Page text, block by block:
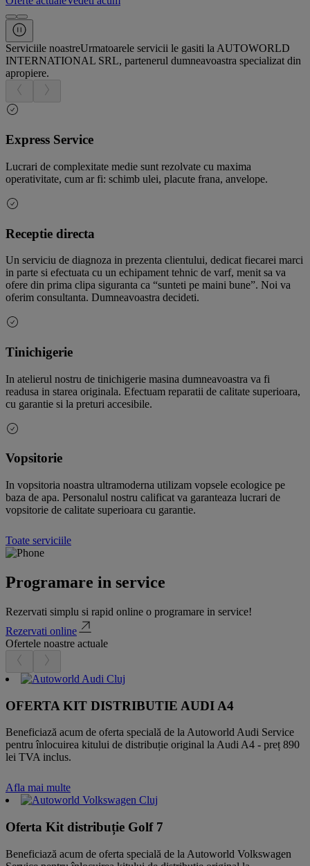
Serviciile noastreUrmatoarele servicii le gasiti la AUTOWORLD
INTERNATIONAL SRL, partenerul dumneavoastra specializat din
apropiere.
Express Service
Lucrari de complexitate medie sunt rezolvate cu maxima
operativitate, cum ar fi: schimb ulei, placute frana, anvelope.
Receptie directa
Un serviciu de diagnoza in prezenta clientului, dedicat fiecarei marci
in parte si efectuata cu un echipament tehnic de varf, menit sa va
ofere din prima clipa siguranta ca “sunteti pe maini bune”. Noi va
oferim consultanta. Dumneavoastra decideti.
Tinichigerie
In atelierul nostru de tinichigerie masina dumneavoastra va fi
readusa in starea originala. Efectuam reparatii de calitate superioara,
cu garantie si la preturi accesibile.
Vopsitorie
In vopsitoria noastra ultramoderna utilizam vopsele ecologice pe
baza de apa. Personalul nostru calificat va garanteaza lucrari de
vopsitorie de calitate superioara cu garantie.
Toate serviciile
Programare in service
Rezervati simplu si rapid online o programare in service!
Rezervati online
Ofertele noastre actuale
OFERTA KIT DISTRIBUTIE AUDI A4
Beneficiază acum de oferta specială de la Autoworld Audi Service
pentru înlocuirea kitului de distribuție original la Audi A4 - preț 890
lei TVA inclus.
Afla mai multe
Oferta Kit distribuție Golf 7
Beneficiază acum de oferta specială de la Autoworld Volkswagen